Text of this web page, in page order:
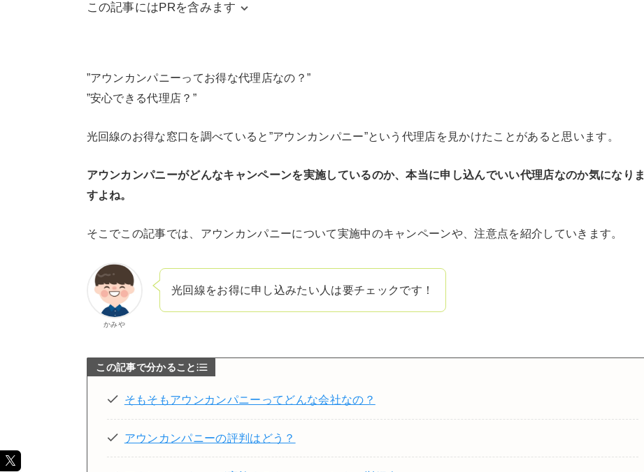
この記事にはPRを含みます
容が影響することは一切ございません。中立な立場でユーザー様に納得いただける情報を提供します。
”アウンカンパニーってお得な代理店なの？”
”安心できる代理店？”
光回線のお得な窓口を調べていると”アウンカンパニー”という代理店を見かけたことがあると思います。
アウンカンパニーがどんなキャンペーンを実施しているのか、本当に申し込んでいい代理店なのか気になりま
すよね。
そこでこの記事では、アウンカンパニーについて実施中のキャンペーンや、注意点を紹介していきます。
かみや
光回線をお得に申し込みたい人は要チェックです！
この記事で分かること
そもそもアウンカンパニーってどんな会社なの？
アウンカンパニーの評判はどう？